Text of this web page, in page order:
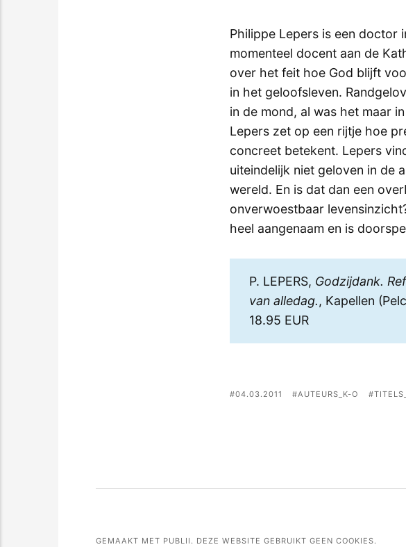
Philippe Lepers is een doctor
momenteel docent aan de
over het feit hoe God blijft
in het geloofsleven.
in de mond, al was het maar
Lepers zet op een rijtje hoe
concreet betekent. Lepers
uiteindelijk niet geloven in de
wereld. En is dat dan een
onverwoestbaar
heel aangenaam en is
P. LEPERS, Godzijdank.
van alledag., Kapellen
18.95 EUR
04.03.2011 AUTEURS_K-O
GEMAAKT MET PUBLII. DEZE WEBSITE GEBRUIKT GEEN COOKIES.